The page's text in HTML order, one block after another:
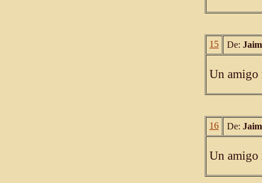
15 De:
Un amigo
16 De:
Un amigo